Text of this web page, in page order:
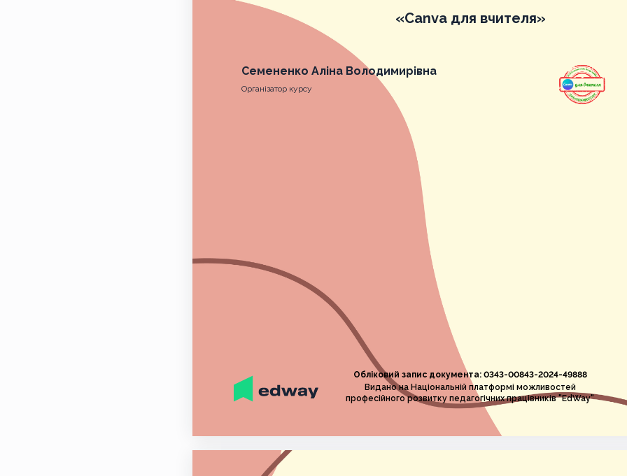
«Canva для вчителя»
Семененко Аліна Володимирівна
Організатор курсу
Обліковий запис документа: 0343-00843-2024-49888
Видано на Національній платформі можливостей
професійного розвитку педагогічних працівників "EdWay"